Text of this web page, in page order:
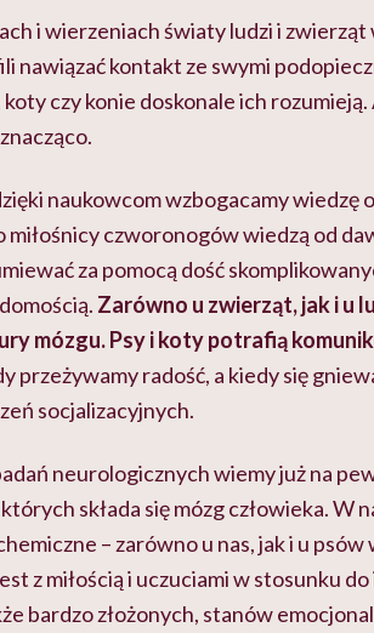
i wierzeniach światy ludzi i zwierząt
nawiązać kontakt ze swymi
koty czy konie doskonale ich
naukowcom wzbogacamy
czworonogów wiedzą od
za pomocą dość
Zarówno u zwierząt, jak i u
mózgu. Psy i koty potrafią
przeżywamy radość, a kiedy się
socjalizacyjnych.
neurologicznych wiemy już na
składa się mózg człowieka. W
– zarówno u nas, jak i u psów
z miłością i uczuciami w stosunku
bardzo złożonych, stanów